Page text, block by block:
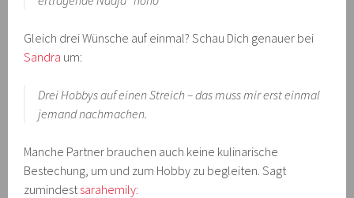
Gleich drei Wünsche auf einmal? Schau Dich genauer bei
Sandra um:
Drei Hobbys auf einen Streich – das muss mir erst einmal
jemand nachmachen.
Manche Partner brauchen auch keine kulinarische
Bestechung, um und zum Hobby zu begleiten. Sagt
zumindestsarahemily: